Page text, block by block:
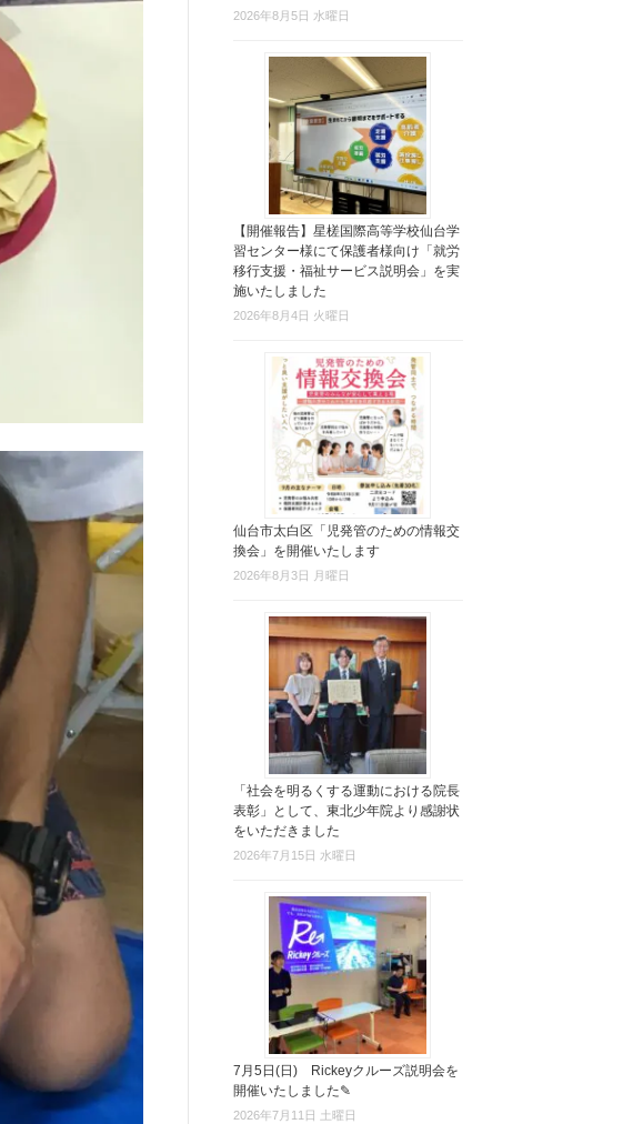
2026年8月5日 水曜日
【開催報告】星槎国際高等学校仙台学
習センター様にて保護者様向け「就労
移行支援・福祉サービス説明会」を実
施いたしました
2026年8月4日 火曜日
仙台市太白区「児発管のための情報交
換会」を開催いたします
2026年8月3日 月曜日
「社会を明るくする運動における院長
表彰」として、東北少年院より感謝状
をいただきました
2026年7月15日 水曜日
7月5日(日) Rickeyクルーズ説明会を
開催いたしました✎
2026年7月11日 土曜日